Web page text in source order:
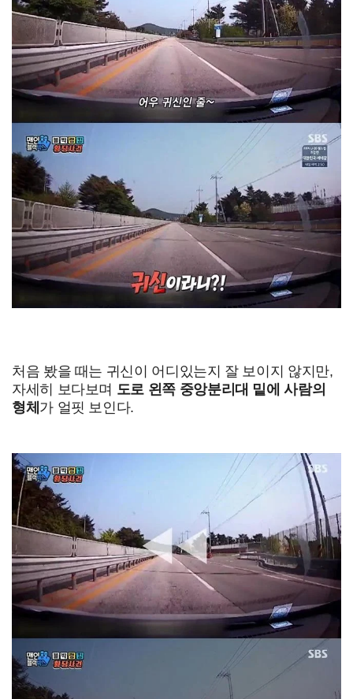
처음 봤을 때는 귀신이 어디있는지 잘 보이지 않지만,
자세히 보다보며 도로 왼쪽 중앙분리대 밑에 사람의
형체 가 얼핏 보인다.